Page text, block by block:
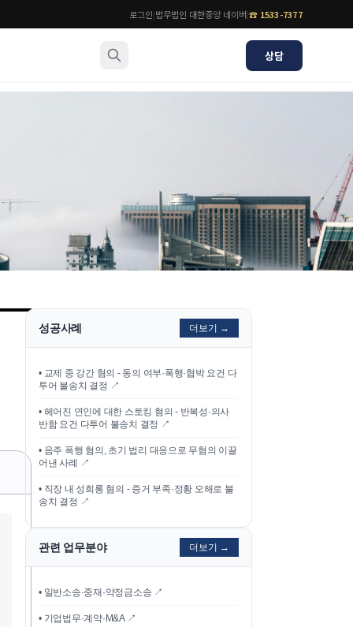
로그인|법무법인 대한중앙 네이버|☎ 1533-7377
상담
법률 블로그
법률서식
뉴스레터/브로슈어
성공사례 더보기 →
• 교제 중 강간 혐의 - 동의 여부·폭행·협박 요건 다
투어 불송치 결정 ↗
• 헤어진 연인에 대한 스토킹 혐의 - 반복성·의사
반함 요건 다투어 불송치 결정 ↗
• 음주 폭행 혐의, 초기 법리 대응으로 무혐의 이끌
어낸 사례
↗
• 직장 내 성희롱 혐의 - 증거 부족·정황 오해로 불
송치 결정 ↗
관련 업무분야 더보기 →
• 일반소송·중재·약정금소송 ↗
• 기업법무·계약·M&A ↗